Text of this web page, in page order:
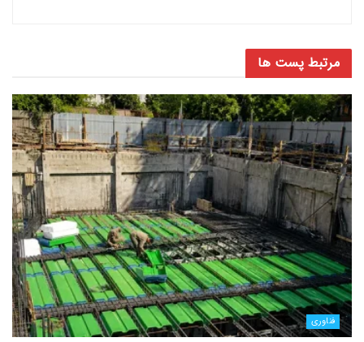
مرتبط پست ها
فناوری